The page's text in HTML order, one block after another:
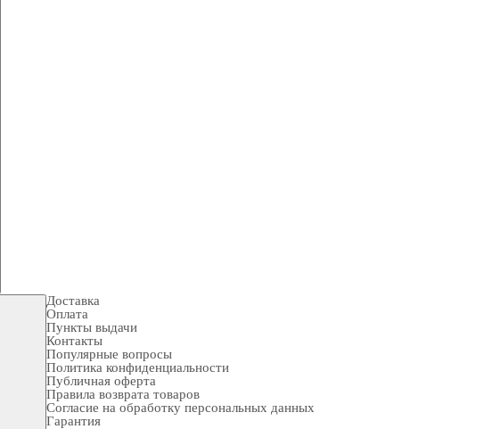
Доставка
Оплата
Пункты выдачи
Контакты
Популярные вопросы
Политика конфиденциальности
Публичная оферта
Правила возврата товаров
Согласие на обработку персональных данных
Гарантия